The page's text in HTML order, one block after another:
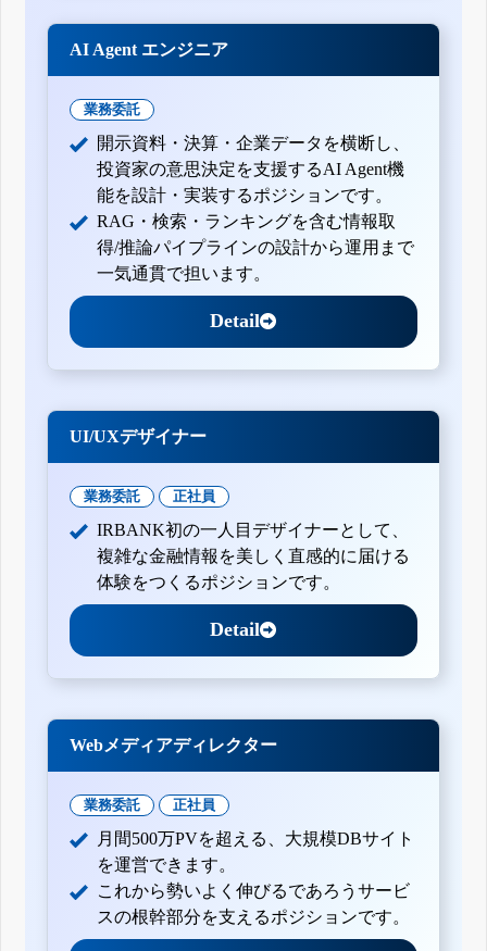
AI Agent エンジニア
業務委託
開示資料・決算・企業データを横断し、
投資家の意思決定を支援するAI Agent機
能を設計・実装するポジションです。
RAG・検索・ランキングを含む情報取
得/推論パイプラインの設計から運用まで
一気通貫で担います。
Detail
UI/UXデザイナー
業務委託 正社員
IRBANK初の一人目デザイナーとして、
複雑な金融情報を美しく直感的に届ける
体験をつくるポジションです。
Detail
Webメディアディレクター
業務委託 正社員
月間500万PVを超える、大規模DBサイト
を運営できます。
これから勢いよく伸びるであろうサービ
スの根幹部分を支えるポジションです。